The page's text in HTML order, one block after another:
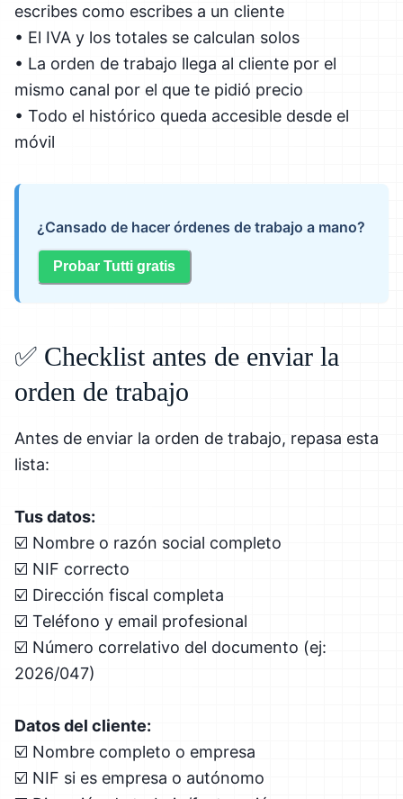
escribes como escribes a un cliente
• El IVA y los totales se calculan solos
• La orden de trabajo llega al cliente por el
mismo canal por el que te pidió precio
• Todo el histórico queda accesible desde el
móvil
¿Cansado de hacer órdenes de trabajo a mano?
Probar Tutti gratis
✅ Checklist antes de enviar la
orden de trabajo
Antes de enviar la orden de trabajo, repasa esta
lista:
Tus datos:
☑️ Nombre o razón social completo
☑️ NIF correcto
☑️ Dirección fiscal completa
☑️ Teléfono y email profesional
☑️ Número correlativo del documento (ej:
2026/047)
Datos del cliente:
☑️ Nombre completo o empresa
☑️ NIF si es empresa o autónomo